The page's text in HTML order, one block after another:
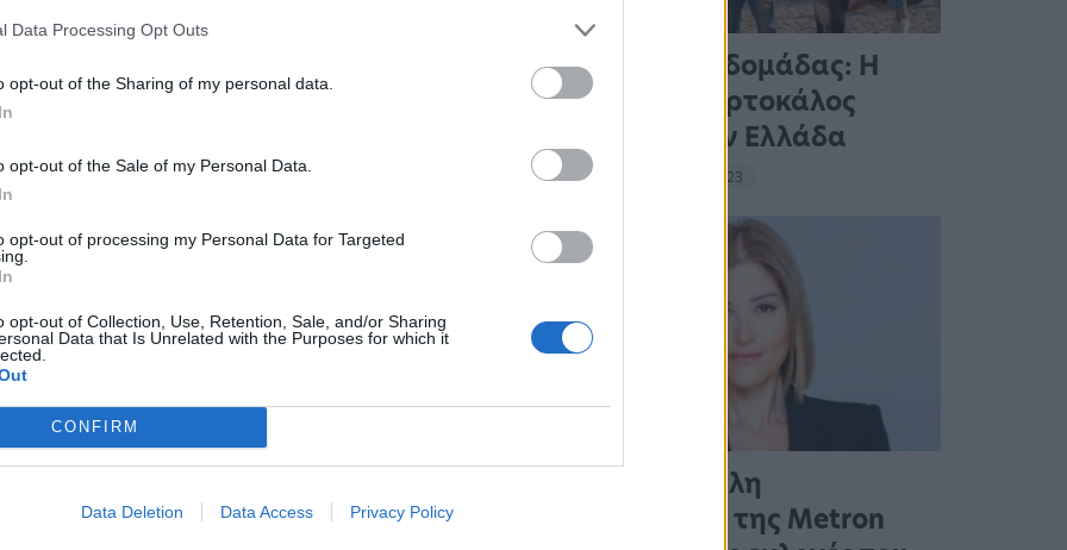
Data Processing Opt Outs
opt-out of the Sharing of my personal data.
opt-out of the Sale of my Personal Data.
opt-out of processing my Personal Data for Targeted
opt-out of Collection, Use, Retention, Sale, and/or Sharing
Data that Is Unrelated with the Purposes for which it
CONFIRM
Data Deletion Data Access Privacy Policy
τομεάρχη Οικονομικών, η Έφη
Τσακαλώτο σε κομματική εκδήλωση,
τα λόγια του και, χωρίς δεύτερες
μπροστά της τις επιλογές Τσίπρα, στον
παρουσία αμφοτέρων στην εκδήλωση,
του κόσμου».
2022.
Ταινίες της Εβδομάδας: Η
οικογένεια Πορτοκάλος
ταξιδεύει στην Ελλάδα
18:39 - 14 Σεπτεμβρίου 2023
Η πρώτη μεγάλη
δημοσκόπηση της Metron